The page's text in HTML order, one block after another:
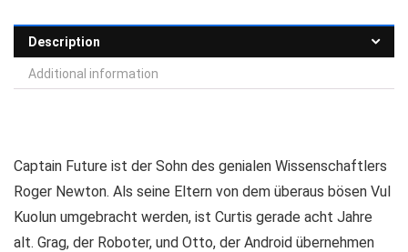
Description
Additional information
Captain Future ist der Sohn des genialen Wissenschaftlers
Roger Newton. Als seine Eltern von dem überaus bösen Vul
Kuolun umgebracht werden, ist Curtis gerade acht Jahre
alt. Grag, der Roboter, und Otto, der Android übernehmen